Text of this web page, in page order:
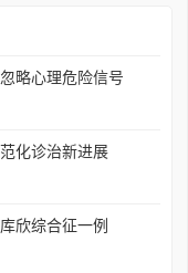
略心理危险信号
化诊治新进展
欣综合征一例